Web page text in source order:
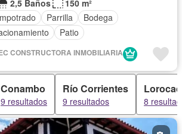
2,5 Baños
150 m²
Parrilla
Bodega
Patio
CONSTRUCTORA INMOBILIARIA
Conambo
9 resultados
Río Corrientes
9 resultados 8